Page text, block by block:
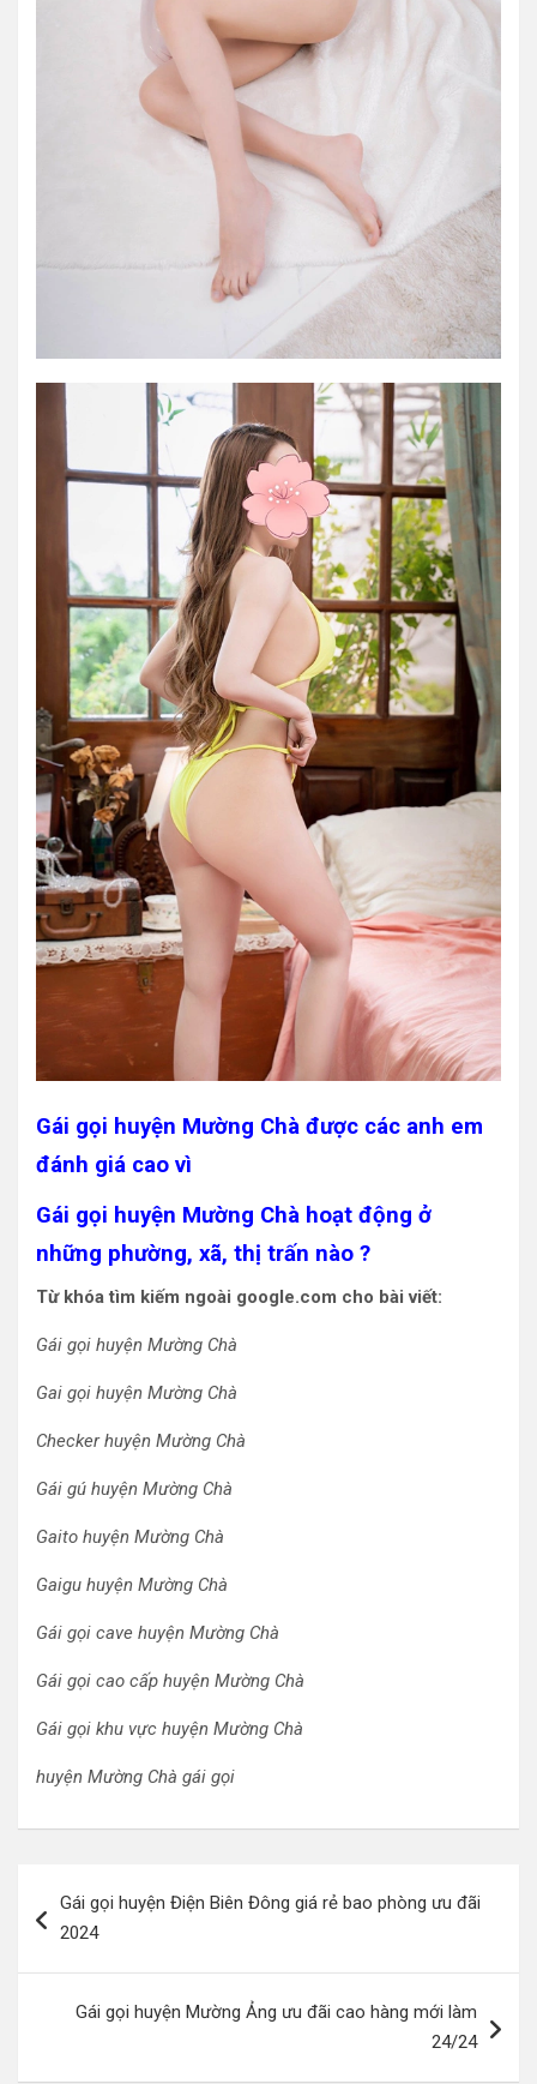
Gái gọi huyện Mường Chà được các anh em
đánh giá cao vì
Gái gọi huyện Mường Chà hoạt động ở
những phường, xã, thị trấn nào ?
Từ khóa tìm kiếm ngoài google.com cho bài viết:
Gái gọi huyện Mường Chà
Gai gọi huyện Mường Chà
Checker huyện Mường Chà
Gái gú huyện Mường Chà
Gaito huyện Mường Chà
Gaigu huyện Mường Chà
Gái gọi cave huyện Mường Chà
Gái gọi cao cấp huyện Mường Chà
Gái gọi khu vực huyện Mường Chà
huyện Mường Chà gái gọi
hướng
Gái gọi huyện Điện Biên Đông giá rẻ bao phòng ưu đãi
2024
Gái gọi huyện Mường Ảng ưu đãi cao hàng mới làm
24/24